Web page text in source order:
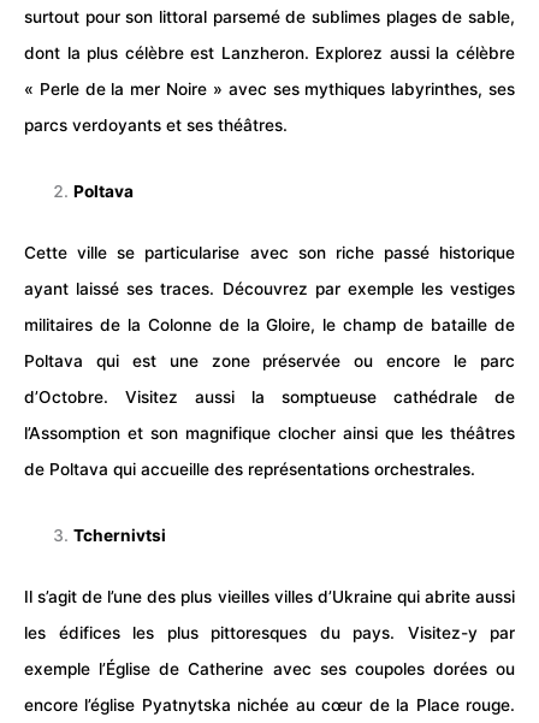
surtout pour son littoral parsemé de sublimes plages de sable,
dont la plus célèbre est Lanzheron. Explorez aussi la célèbre
« Perle de la mer Noire » avec ses mythiques labyrinthes, ses
parcs verdoyants et ses théâtres.
Poltava
Cette ville se particularise avec son riche passé historique
ayant laissé ses traces. Découvrez par exemple les vestiges
militaires de la Colonne de la Gloire, le champ de bataille de
Poltava qui est une zone préservée ou encore le parc
d’Octobre. Visitez aussi la somptueuse cathédrale de
l’Assomption et son magnifique clocher ainsi que les théâtres
de Poltava qui accueille des représentations orchestrales.
Tchernivtsi
Il s’agit de l’une des plus vieilles villes d’Ukraine qui abrite aussi
les édifices les plus pittoresques du pays. Visitez-y par
exemple l’Église de Catherine avec ses coupoles dorées ou
encore l’église Pyatnytska nichée au cœur de la Place rouge.